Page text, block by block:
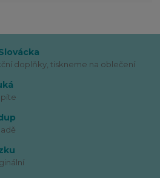
doplňky, tiskneme na oblečení